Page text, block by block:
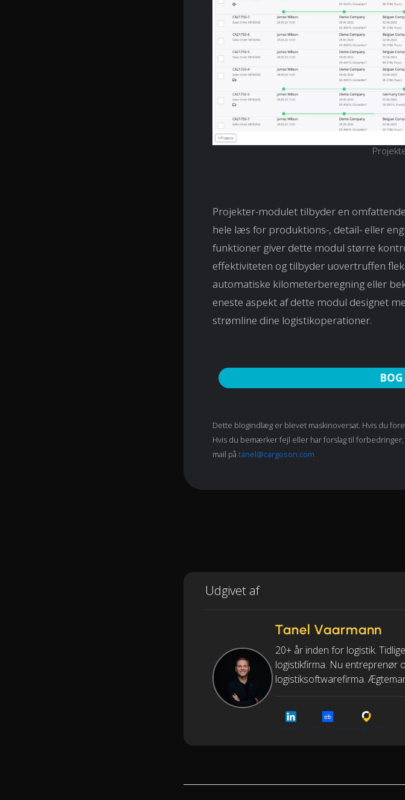
Projekter-modulet tilbyder en
hele læs for produktions-, detail- eller
funktioner giver dette modul større
effektiviteten og tilbyder uovertruffen
automatiske kilometerberegning eller
eneste aspekt af dette modul designet
strømline dine logistikoperationer.
Dette blogindlæg er blevet maskinoversat. Hvis du
Hvis du bemærker fejl eller har forslag til
mail på tanel@cargoson.com
Udgivet af
Tanel Vaarmann
20+ år inden for logistik.
logistikfirma. Nu entreprenør
logistiksoftwarefirma.